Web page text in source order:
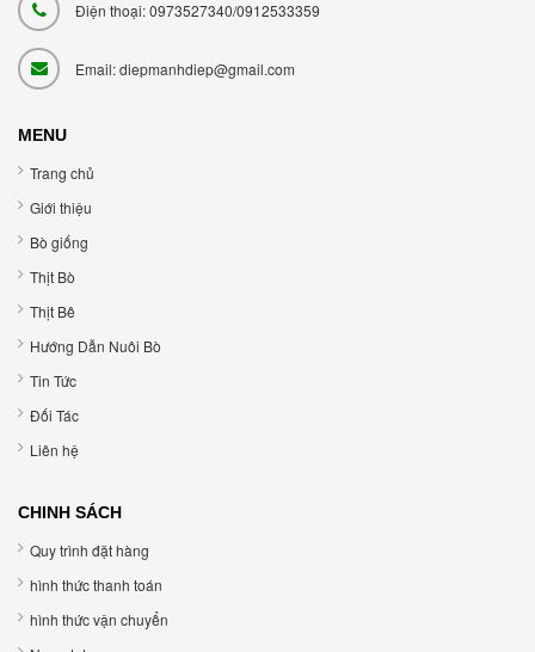
Điện thoại: 0973527340/0912533359
Email: diepmanhdiep@gmail.com
MENU
Trang chủ
Giới thiệu
Bò giống
Thịt Bò
Thịt Bê
Hướng Dẫn Nuôi Bò
Tin Tức
Đối Tác
Liên hệ
CHINH SÁCH
Quy trình đặt hàng
hình thức thanh toán
hình thức vận chuyển